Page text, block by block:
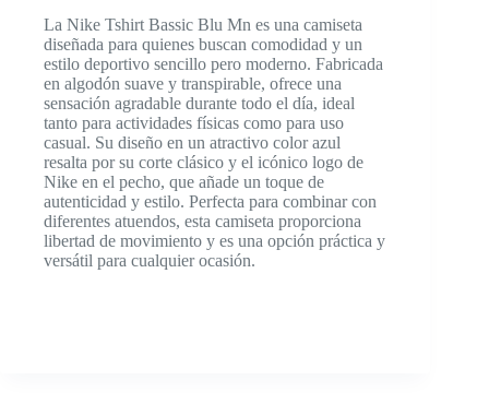
La Nike Tshirt Bassic Blu Mn es una camiseta
diseñada para quienes buscan comodidad y un
estilo deportivo sencillo pero moderno. Fabricada
en algodón suave y transpirable, ofrece una
sensación agradable durante todo el día, ideal
tanto para actividades físicas como para uso
casual. Su diseño en un atractivo color azul
resalta por su corte clásico y el icónico logo de
Nike en el pecho, que añade un toque de
autenticidad y estilo. Perfecta para combinar con
diferentes atuendos, esta camiseta proporciona
libertad de movimiento y es una opción práctica y
versátil para cualquier ocasión.